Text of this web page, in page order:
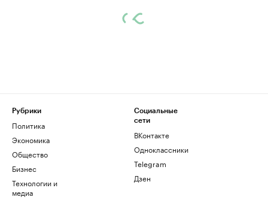
Рубрики
Политика
Экономика
Общество
Бизнес
Технологии и
медиа
Социальные
сети
ВКонтакте
Одноклассники
Telegram
Дзен